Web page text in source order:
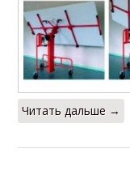
Читать дальше →